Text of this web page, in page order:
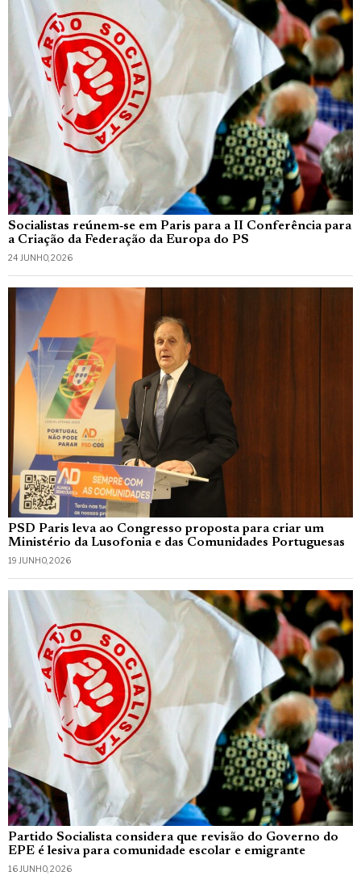
Socialistas reúnem‑se em Paris para a II Conferência para
a Criação da Federação da Europa do PS
24 JUNHO, 2026
PSD Paris leva ao Congresso proposta para criar um
Ministério da Lusofonia e das Comunidades Portuguesas
19 JUNHO, 2026
Partido Socialista considera que revisão do Governo do
EPE é lesiva para comunidade escolar e emigrante
16 JUNHO, 2026